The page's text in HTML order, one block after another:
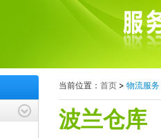
当前位置： 首页 > 物流服务
波兰仓库